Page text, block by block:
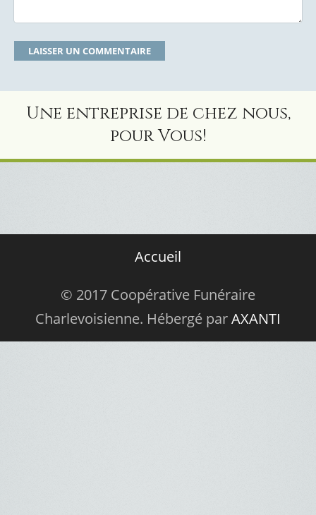
Une entreprise de chez nous,
pour Vous!
Accueil
© 2017 Coopérative Funéraire
Charlevoisienne. Hébergé parAXANTI